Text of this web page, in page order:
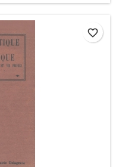
favorite_border